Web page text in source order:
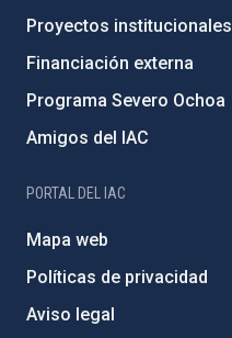
Proyectos institucionales
Financiación externa
Programa Severo Ochoa
Amigos del IAC
PORTAL DEL IAC
Mapa web
Políticas de privacidad
Aviso legal